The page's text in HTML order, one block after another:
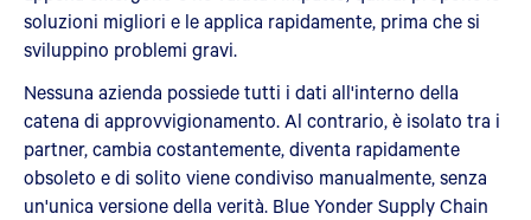
soluzioni migliori e le applica rapidamente, prima che si
sviluppino problemi gravi.
Nessuna azienda possiede tutti i dati all'interno della
catena di approvvigionamento. Al contrario, è isolato tra i
partner, cambia costantemente, diventa rapidamente
obsoleto e di solito viene condiviso manualmente, senza
un'unica versione della verità. Blue Yonder Supply Chain